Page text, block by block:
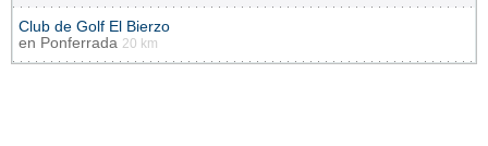
Club de Golf El Bierzo
en Ponferrada 20 km